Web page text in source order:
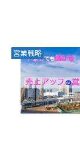
営業戦略